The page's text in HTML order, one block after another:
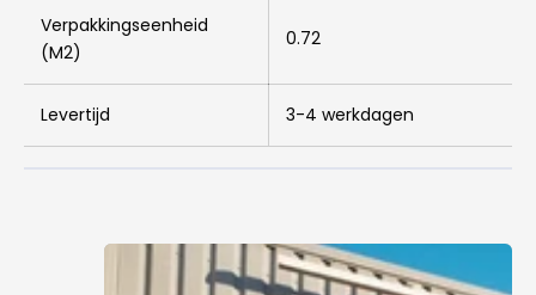
Verpakkingseenheid
(M2)
0.72
Levertijd 3-4 werkdagen